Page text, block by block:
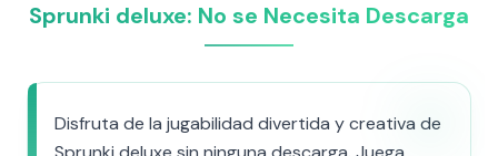
Sprunki deluxe: No se Necesita Descarga
Disfruta de la jugabilidad divertida y creativa de